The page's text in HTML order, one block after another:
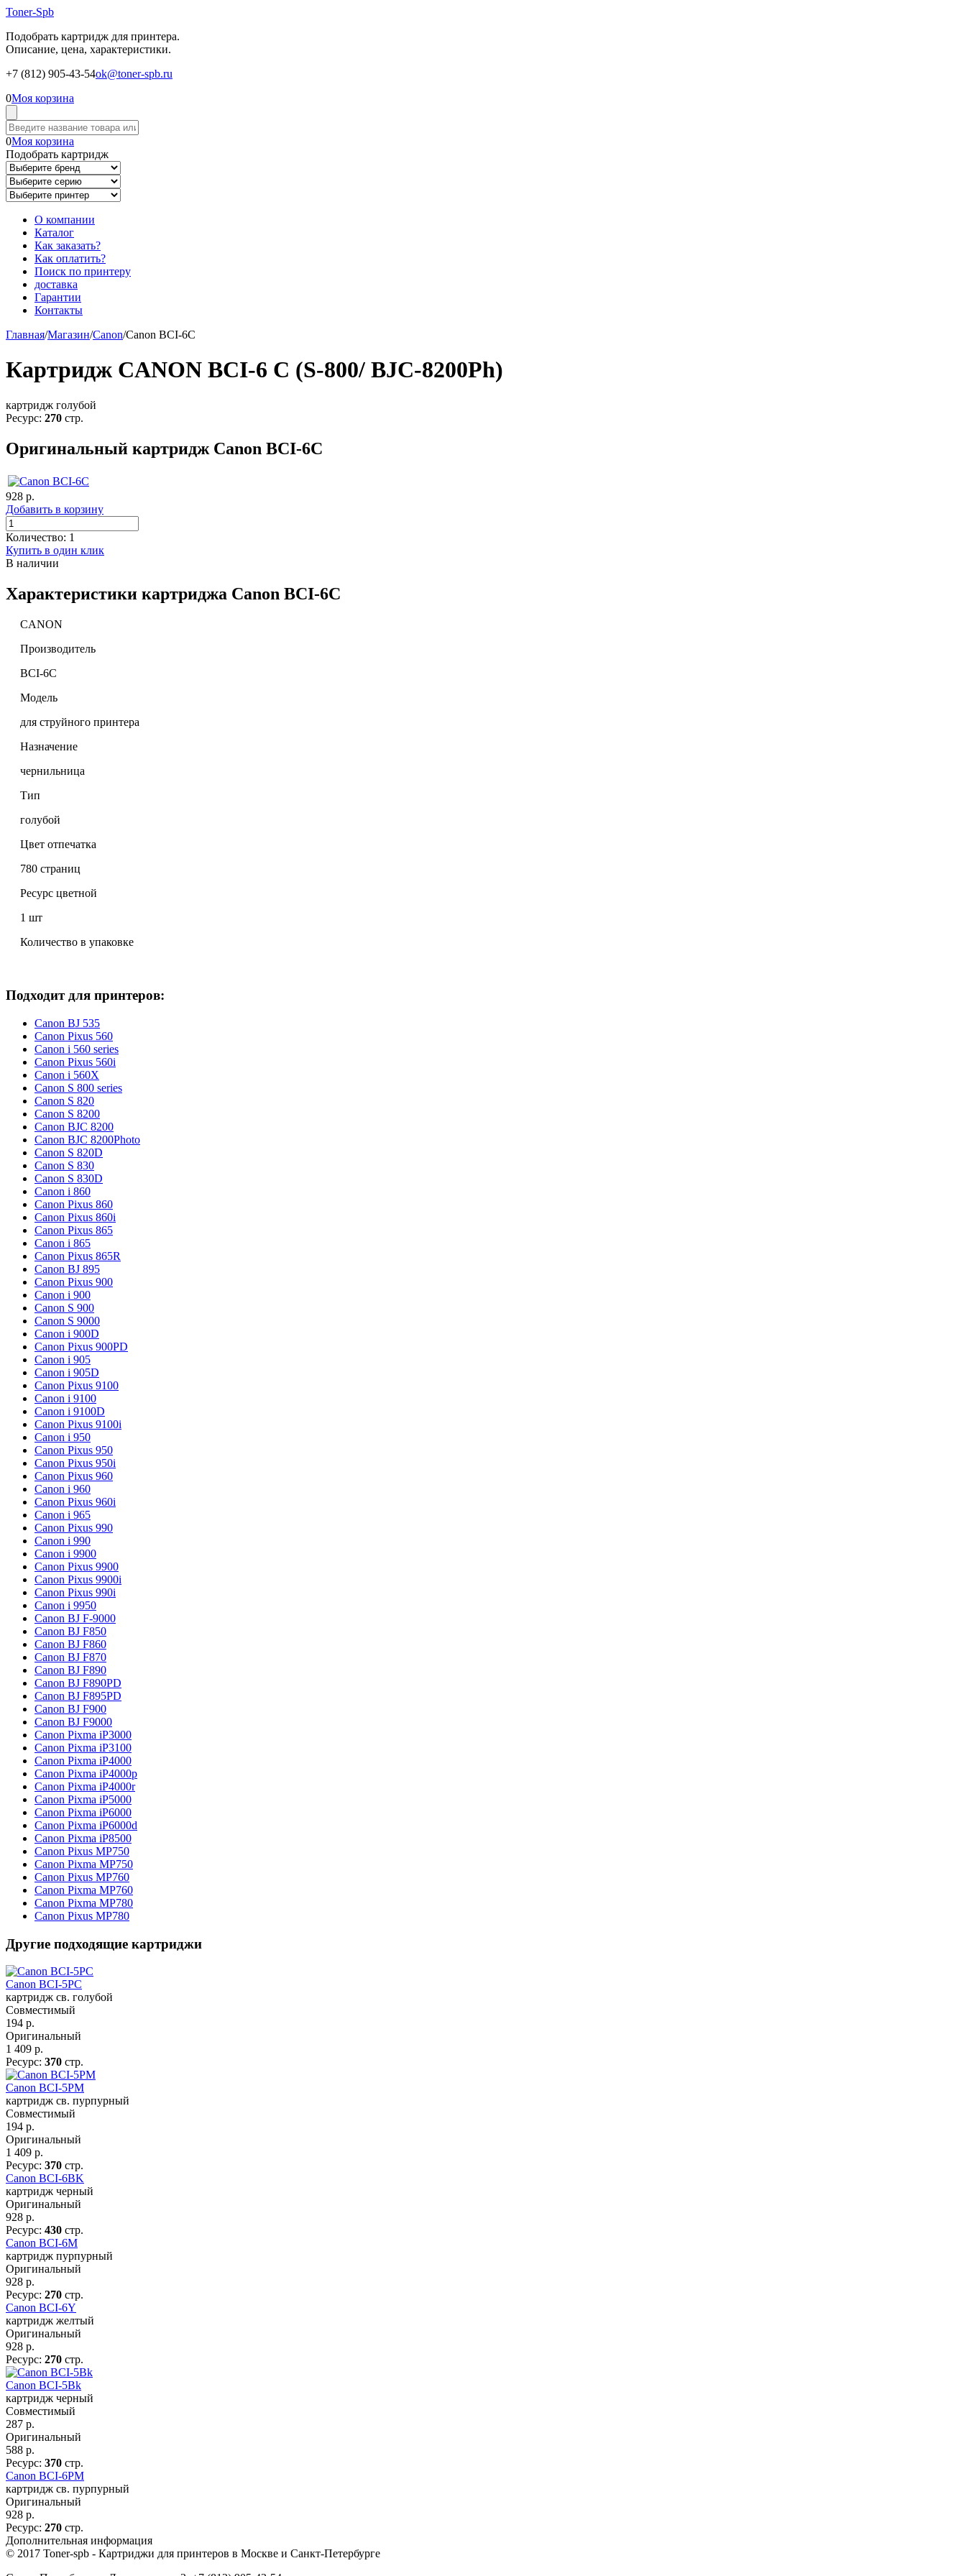
Toner-Spb
Подобрать картридж для принтера.
Описание, цена, характеристики.
+7 (812) 905-43-54ok@toner-spb.ru
0Моя корзина
0Моя корзина
Подобрать картридж
О компании
Каталог
Как заказать?
Как оплатить?
Поиск по принтеру
доставка
Гарантии
Контакты
Главная/Магазин/Canon/Canon BCI-6C
Картридж CANON BCI-6 C (S-800/ BJC-8200Ph)
картридж голубой
Ресурс: 270 стр.
Оригинальный картридж Canon BCI-6C
928 р.
Добавить в корзину
Количество: 1
Купить в один клик
В наличии
Характеристики картриджа Canon BCI-6C
CANON
Производитель
BCI-6C
Модель
для струйного принтера
Назначение
чернильница
Тип
голубой
Цвет отпечатка
780 страниц
Ресурс цветной
1 шт
Количество в упаковке
Подходит для принтеров:
Canon BJ 535
Canon Pixus 560
Canon i 560 series
Canon Pixus 560i
Canon i 560X
Canon S 800 series
Canon S 820
Canon S 8200
Canon BJC 8200
Canon BJC 8200Photo
Canon S 820D
Canon S 830
Canon S 830D
Canon i 860
Canon Pixus 860
Canon Pixus 860i
Canon Pixus 865
Canon i 865
Canon Pixus 865R
Canon BJ 895
Canon Pixus 900
Canon i 900
Canon S 900
Canon S 9000
Canon i 900D
Canon Pixus 900PD
Canon i 905
Canon i 905D
Canon Pixus 9100
Canon i 9100
Canon i 9100D
Canon Pixus 9100i
Canon i 950
Canon Pixus 950
Canon Pixus 950i
Canon Pixus 960
Canon i 960
Canon Pixus 960i
Canon i 965
Canon Pixus 990
Canon i 990
Canon i 9900
Canon Pixus 9900
Canon Pixus 9900i
Canon Pixus 990i
Canon i 9950
Canon BJ F-9000
Canon BJ F850
Canon BJ F860
Canon BJ F870
Canon BJ F890
Canon BJ F890PD
Canon BJ F895PD
Canon BJ F900
Canon BJ F9000
Canon Pixma iP3000
Canon Pixma iP3100
Canon Pixma iP4000
Canon Pixma iP4000p
Canon Pixma iP4000r
Canon Pixma iP5000
Canon Pixma iP6000
Canon Pixma iP6000d
Canon Pixma iP8500
Canon Pixus MP750
Canon Pixma MP750
Canon Pixus MP760
Canon Pixma MP760
Canon Pixma MP780
Canon Pixus MP780
Другие подходящие картриджи
Canon BCI-5PC
картридж св. голубой
Совместимый
194 р.
Оригинальный
1 409 р.
Ресурс: 370 стр.
Canon BCI-5PM
картридж св. пурпурный
Совместимый
194 р.
Оригинальный
1 409 р.
Ресурс: 370 стр.
Canon BCI-6BK
картридж черный
Оригинальный
928 р.
Ресурс: 430 стр.
Canon BCI-6M
картридж пурпурный
Оригинальный
928 р.
Ресурс: 270 стр.
Canon BCI-6Y
картридж желтый
Оригинальный
928 р.
Ресурс: 270 стр.
Canon BCI-5Bk
картридж черный
Совместимый
287 р.
Оригинальный
588 р.
Ресурс: 370 стр.
Canon BCI-6PM
картридж св. пурпурный
Оригинальный
928 р.
Ресурс: 270 стр.
Дополнительная информация
© 2017 Toner-spb - Картриджи для принтеров в Москве и Санкт-Петербурге